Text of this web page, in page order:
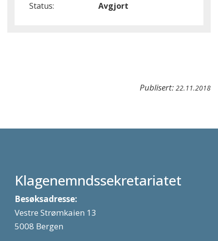
Status: Avgjort
Publisert: 22.11.2018
Klagenemndssekretariatet
Besøksadresse:
Vestre Strømkaien 13
5008 Bergen